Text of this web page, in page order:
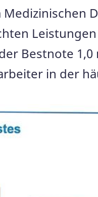
Medizinischen
Bestnote
in der